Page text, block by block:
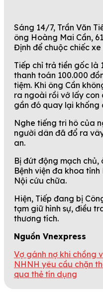
Sáng 14/7, Trần Văn
ông Hoàng Mai Cần,
Định để chuộc chiếc xe
Tiếp chỉ trả tiền gốc là
thanh toán 100.000
tiệm. Khi ông Cần
ra ngoài rồi vớ lấy
gần đó quay lại khống
Nghe tiếng tri hô của
người dân đã đổ ra
an.
Bị đứt động mạch chủ,
Bệnh viện đa khoa
Nội cứu chữa.
Hiện, Tiếp đang bị
tạm giữ hình sự, điều
thương tích.
Nguồn Vnexpress
Vợ gánh nợ khi chồng
NHNH yêu cầu chặn
qua thẻ tín dụng